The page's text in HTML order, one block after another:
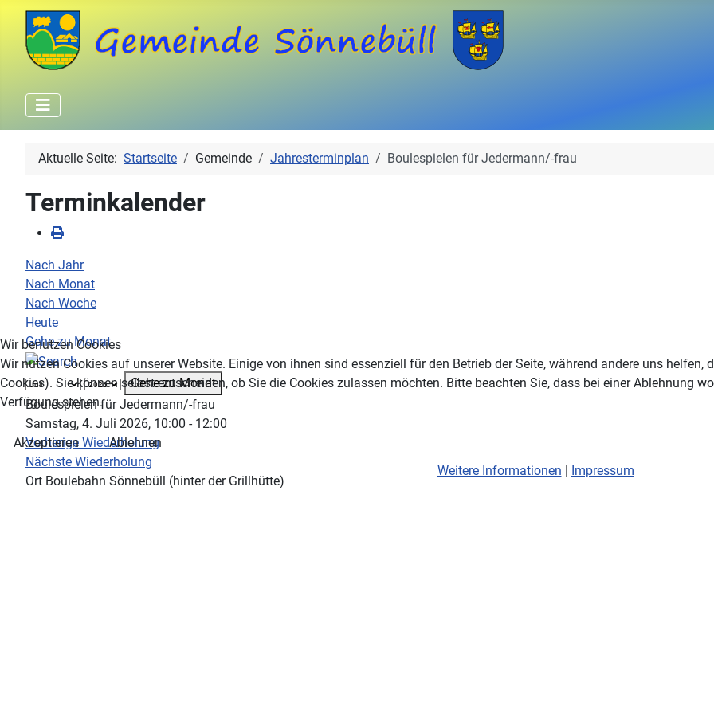
Aktuelle Seite: Startseite Gemeinde Jahresterminplan Boulespielen für Jedermann/-frau
Terminkalender
Nach Jahr
Nach Monat
Nach Woche
Heute
Gehe zu Monat
Gehe zu Monat
Boulespielen für Jedermann/-frau
Samstag, 4. Juli 2026, 10:00 - 12:00
Vorherige Wiederholung
Nächste Wiederholung
Ort Boulebahn Sönnebüll (hinter der Grillhütte)
Wir benutzen Cookies
Wir nutzen Cookies auf unserer Website. Einige von ihnen sind essenziell für den Betrieb der Seite, während andere uns
Cookies). Sie können selbst entscheiden, ob Sie die Cookies zulassen möchten. Bitte beachten Sie, dass bei einer Ablehnung
Verfügung stehen.
Akzeptieren
Ablehnen
Weitere Informationen | Impressum